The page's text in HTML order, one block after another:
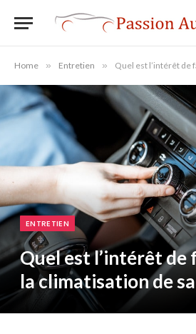
Home » Entretien » Quel est l’intérêt de faire
ENTRETIEN
Quel est l’intérêt de
la climatisation de